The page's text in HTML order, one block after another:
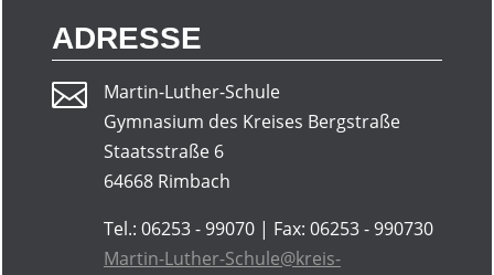
ADRESSE

Martin-Luther-Schule
Gymnasium des Kreises Bergstraße
Staatsstraße 6
64668 Rimbach
Tel.: 06253 - 99070 | Fax: 06253 - 990730
Martin-Luther-Schule@kreis-